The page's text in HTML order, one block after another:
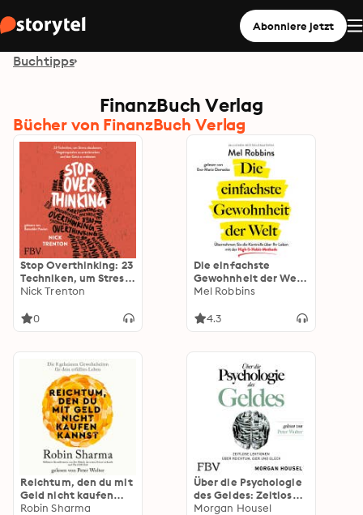
Abonniere jetzt
Buchtipps
FinanzBuch Verlag
Bücher von FinanzBuch Verlag
Stop Overthinking: 23
Techniken, um Stress
abzubauen,
unterbrechen und
Nick Trenton
0
Die einfachste
Gewohnheit der Welt:
Übernehmen Sie die
Leben mit der High-5-
Mel Robbins
4.3
Reichtum, den du mit
Geld nicht kaufen
kannst: Die 8
Robin Sharma
Über die Psychologie
des Geldes: Zeitlose
Lektionen über
Morgan Housel